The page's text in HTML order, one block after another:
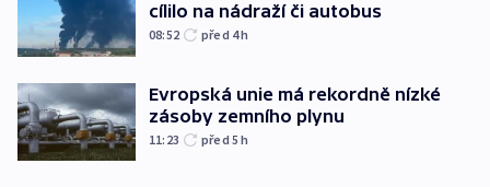
cílilo na nádraží či autobus
08:52 před 4h
Evropská unie má rekordně nízké
zásoby zemního plynu
11:23 před 5h